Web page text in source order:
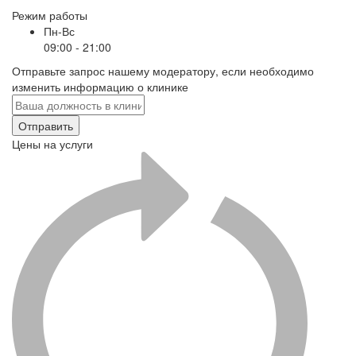
Режим работы
Пн-Вс
09:00 - 21:00
Отправьте запрос нашему модератору, если необходимо
изменить информацию о клинике
Отправить
Цены на услуги